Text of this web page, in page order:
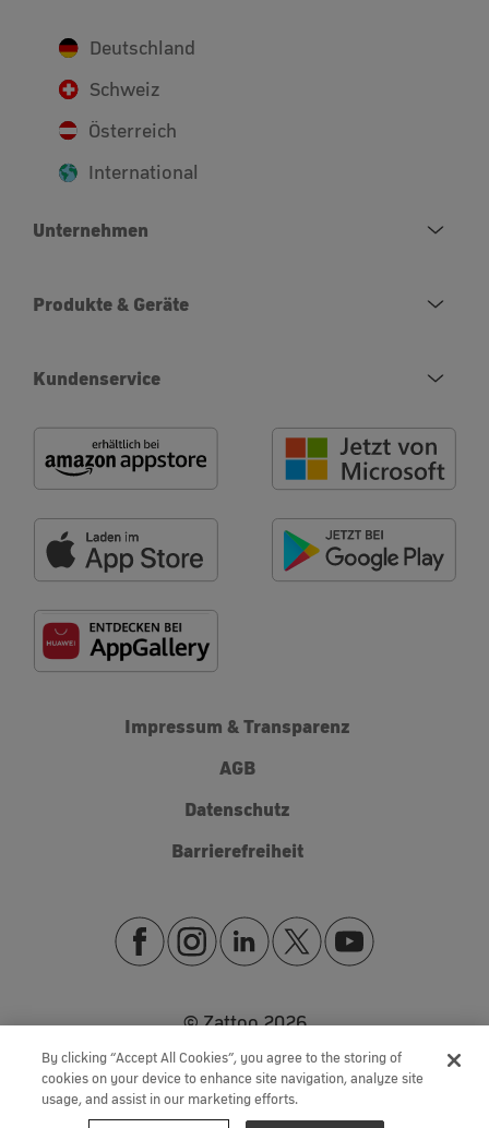
Deutschland
Schweiz
Österreich
International
Unternehmen
Produkte & Geräte
Kundenservice
Impressum & Transparenz
AGB
Datenschutz
Barrierefreiheit
© Zattoo2026
By clicking “Accept All Cookies”, you agree to the storing of
cookies on your device to enhance site navigation, analyze site
usage, and assist in our marketing efforts.